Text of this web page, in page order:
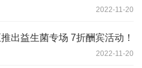
2022-11-20
出益生菌专场 7折酬宾活动！
2022-11-20